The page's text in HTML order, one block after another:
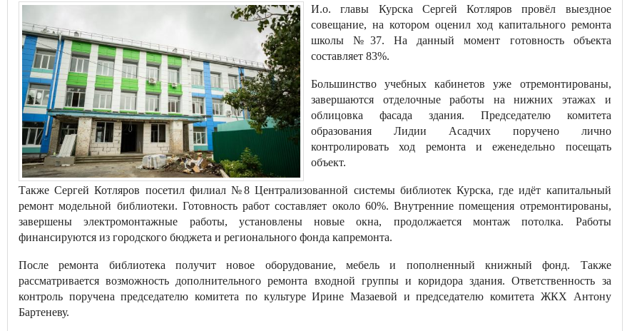
И.о. главы Курска Сергей Котляров провёл выездное
совещание, на котором оценил ход капитального ремонта
школы №37. На данный момент готовность объекта
составляет 83%.
Большинство учебных кабинетов уже отремонтированы,
завершаются отделочные работы на нижних этажах и
облицовка фасада здания. Председателю комитета
образования Лидии Асадчих поручено лично
контролировать ход ремонта и еженедельно посещать
объект.
Также Сергей Котляров посетил филиал №8 Централизованной системы библиотек Курска, где идёт капитальный
ремонт модельной библиотеки. Готовность работ составляет около 60%. Внутренние помещения отремонтированы,
завершены электромонтажные работы, установлены новые окна, продолжается монтаж потолка. Работы
финансируются из городского бюджета и регионального фонда капремонта.
После ремонта библиотека получит новое оборудование, мебель и пополненный книжный фонд. Также
рассматривается возможность дополнительного ремонта входной группы и коридора здания. Ответственность за
контроль поручена председателю комитета по культуре Ирине Мазаевой и председателю комитета ЖКХ Антону
Бартеневу.